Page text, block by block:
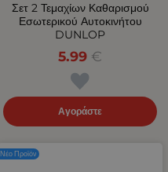
Σετ 2 Τεμαχίων Καθαρισμού
Εσωτερικού Αυτοκινήτου
DUNLOP
5.99 €
Αγοράστε
Νέο Προϊόν